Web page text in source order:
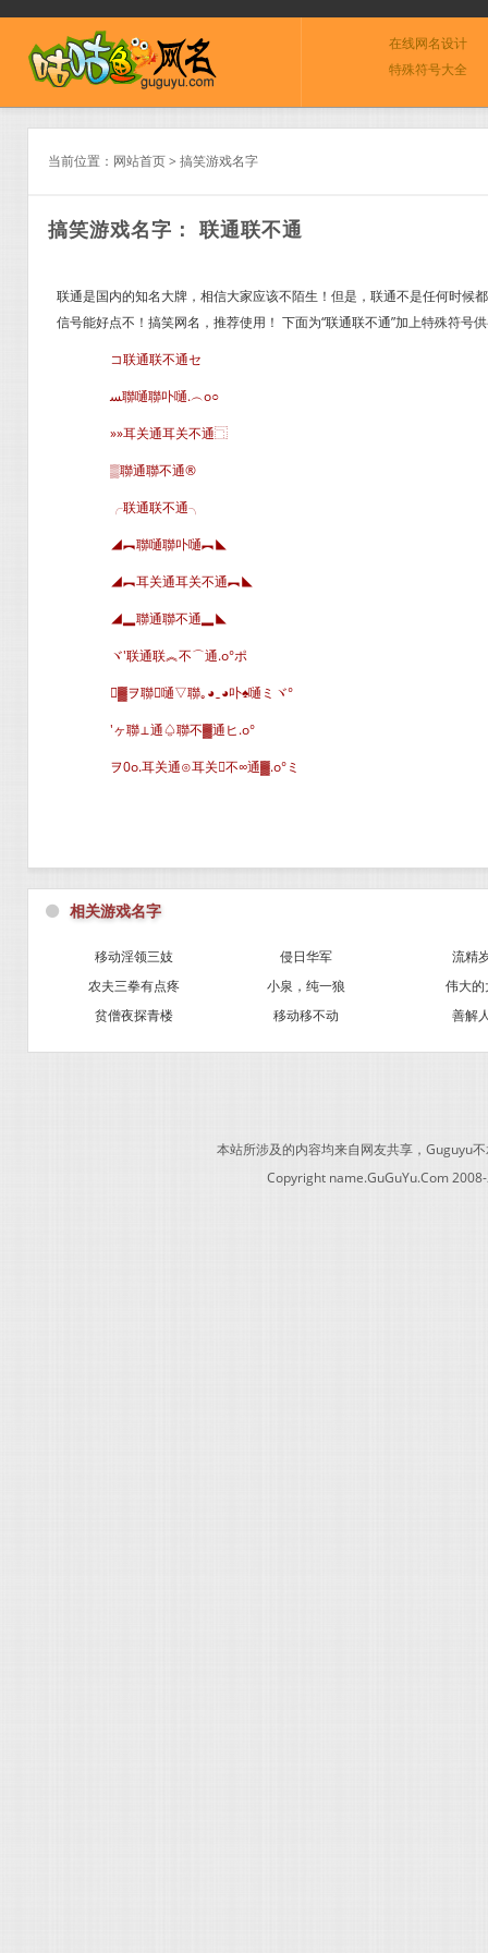
在线网名设计
特殊符号大全
当前位置： 网站首页> 搞笑游戏名字
搞笑游戏名字： 联通联不通
联通是国内的知名大牌，相信大家应该不陌生！但是，联通不是任何时候
信号能好点不！搞笑网名，推荐使用！ 下面为“联通联不通”加上特殊符号
コ联通联不通セ
ﺴ聯嗵聯卟嗵.︵o○
»»耳关通耳关不通⿹
▒聯通聯不通®
╭联通联不通╮
◢︻聯嗵聯卟嗵︻◣
◢︻耳关通耳关不通︻◣
◢▂聯通聯不通▂◣
ヾ′联通联︽不⌒通.o°ポ
▓ヲ聯嗵▽聯｡◕‿◕卟♠嗵ミヾ°
′ヶ聯⊥通♤聯不▓通ヒ.o°
ヲ0o.耳关通⊙耳关不∞通▓.o°ミ
⚫ 相关游戏名字
移动淫领三妓 侵日华军
流精
农夫三拳有点疼
小泉，纯一狼
伟大的
贫僧夜探青楼
移动移不动 善解
本站所涉及的内容均来自网友共享，Guguyu
Copyright name.GuGuYu.Com